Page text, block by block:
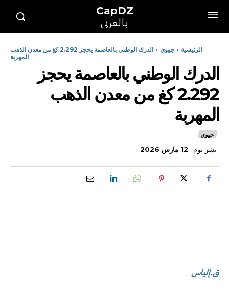
CapDZ
بالعربي
الرئيسية جهوي
الدرك الوطني بالعاصمة يحجز 2.292 كغ من معدن الذهب
المهربة
الدرك الوطني بالعاصمة يحجز
2.292 كغ من معدن الذهب
المهربة
جهوي
نشر يوم 12 مارس 2026
ق.إلياس